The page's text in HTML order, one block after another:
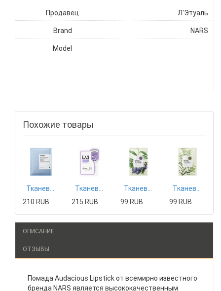
Продавец Л'Этуаль
Brand NARS
Model
Похожие товары
210 RUB
215 RUB
99 RUB
99 RUB
ОПИСАНИЕ
ОТЗЫВЫ
Помада Audacious Lipstick от всемирно известного
бренда NARS является высококачественным